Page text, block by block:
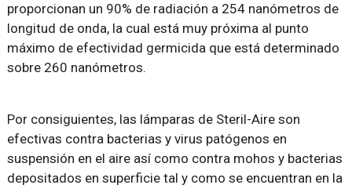
proporcionan un 90% de radiación a 254 nanómetros de
longitud de onda, la cual está muy próxima al punto
máximo de efectividad germicida que está determinado
sobre 260 nanómetros.
Por consiguientes, las lámparas de Steril-Aire son
efectivas contra bacterias y virus patógenos en
suspensión en el aire así como contra mohos y bacterias
depositados en superficie tal y como se encuentran en la